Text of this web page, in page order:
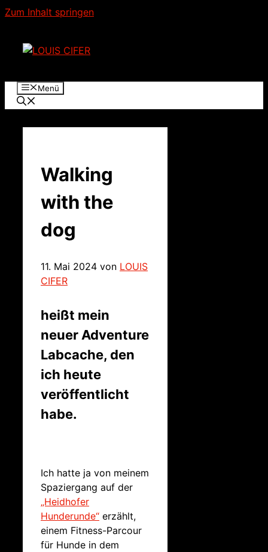
Zum Inhalt springen
Menü
Walking
with the
dog
11. Mai 2024 von LOUIS
CIFER
heißt mein
neuer Adventure
Labcache, den
ich heute
veröffentlicht
habe.
Ich hatte ja von meinem
Spaziergang auf der
„Heidhofer
Hunderunde“ erzählt,
einem Fitness-Parcour
für Hunde in dem